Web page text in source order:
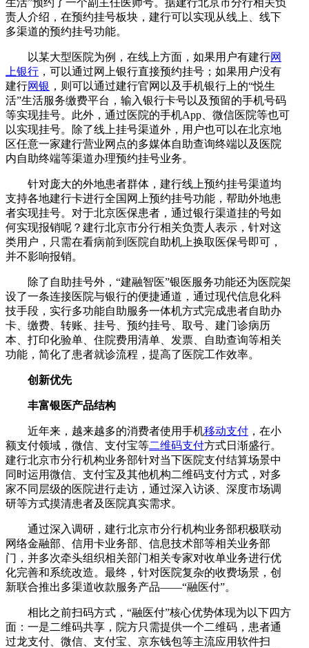
责人介绍，在预约挂号板块，建行可以实现从线上、线下
多渠道的预约挂号功能。
以某大型医院为例，在线上方面，如果用户有建行网
上银行 ，可以通过网上银行直接预约挂号；如果用户没有
建行网银 ，则可以通过建行官网以及手机银行上的“悦生
活”生活服务缴费平台，输入银行卡号以及预留的手机号码
等实现挂号。此外，通过医院的手机App、微信医院等也可
以实现挂号。除了线上挂号渠道外，用户也可以在北京地
区任意一家建行营业网点的多媒体自助查询终端以及医院
内自助终端等渠道办理预约挂号业务。
针对庞大的外地患者群体，建行线上预约挂号渠道均
支持各地建行卡进行全国网上预约挂号功能，帮助外地患
者实现挂号。对于北京医保患者，通过银行渠道挂的号如
何实现报销呢？建行北京市分行相关负责人表示，针对这
类用户，只需在看病前到医院自助机上换取医保号即可，
并不影响报销。
除了自助挂号外，“建融智医”银医服务功能还为医院架
设了一条连接医院与银行的便捷通道，通过现代信息化科
技手段，实行多功能自助服务一体机方式完成患者自助办
卡、缴费、转账、挂号、预约挂号、取号、建门诊病历
本、打印化验单、住院费用清单、发票、自助查询等相关
功能，简化了患者就诊流程，提高了医院工作效率。
创新优先
丰富银医产品结构
近年来，越来越多的消费者使用手机移动支付 ，在小
额支付领域，微信、支付宝等二维码支付方式日渐盛行。
建行北京市分行机构业务部针对当下医院支付结算场景中
同时运用微信、支付宝及其他机构二维码支付方式，对多
家不同层级的医院进行走访，通过深入访谈、深度市场调
研等方式摸清患者及医院真实需求。
通过深入调研，建行北京市分行机构业务部积极联动
网络金融部、信用卡业务部、信息技术部等相关业务部
门，并多次牵头组织相关部门相关专家对收单业务进行优
化完善和系统改造。最终，针对医院复杂的收费场景，创
新联合推出多渠道收款服务产品——“融医付”。
相比之前扫码方式，“融医付”核心优势体现为以下四方
面：一是二维码共享，院方只需提供一个二维码，患者通
过龙支付、微信、支付宝、京东钱包等主流应用软件扫